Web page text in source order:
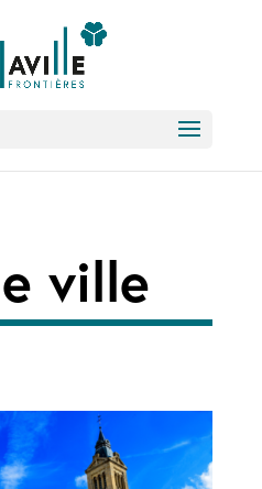
ville